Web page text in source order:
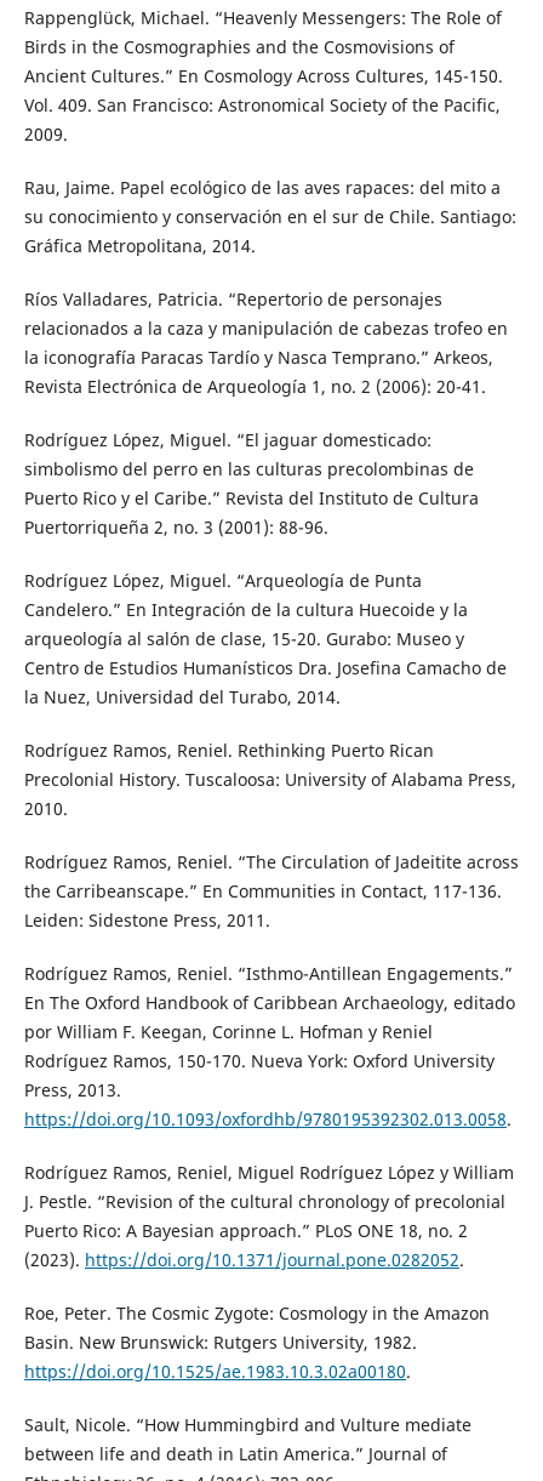
Rappenglück, Michael. “Heavenly Messengers: The Role of
Birds in the Cosmographies and the Cosmovisions of
Ancient Cultures.” En Cosmology Across Cultures, 145-150.
Vol. 409. San Francisco: Astronomical Society of the Pacific,
2009.
Rau, Jaime. Papel ecológico de las aves rapaces: del mito a
su conocimiento y conservación en el sur de Chile. Santiago:
Gráfica Metropolitana, 2014.
Ríos Valladares, Patricia. “Repertorio de personajes
relacionados a la caza y manipulación de cabezas trofeo en
la iconografía Paracas Tardío y Nasca Temprano.” Arkeos,
Revista Electrónica de Arqueología 1, no. 2 (2006): 20-41.
Rodríguez López, Miguel. “El jaguar domesticado:
simbolismo del perro en las culturas precolombinas de
Puerto Rico y el Caribe.” Revista del Instituto de Cultura
Puertorriqueña 2, no. 3 (2001): 88-96.
Rodríguez López, Miguel. “Arqueología de Punta
Candelero.” En Integración de la cultura Huecoide y la
arqueología al salón de clase, 15-20. Gurabo: Museo y
Centro de Estudios Humanísticos Dra. Josefina Camacho de
la Nuez, Universidad del Turabo, 2014.
Rodríguez Ramos, Reniel. Rethinking Puerto Rican
Precolonial History. Tuscaloosa: University of Alabama Press,
2010.
Rodríguez Ramos, Reniel. “The Circulation of Jadeitite across
the Carribeanscape.” En Communities in Contact, 117-136.
Leiden: Sidestone Press, 2011.
Rodríguez Ramos, Reniel. “Isthmo-Antillean Engagements.”
En The Oxford Handbook of Caribbean Archaeology, editado
por William F. Keegan, Corinne L. Hofman y Reniel
Rodríguez Ramos, 150-170. Nueva York: Oxford University
Press, 2013.
https://doi.org/10.1093/oxfordhb/9780195392302.013.0058.
Rodríguez Ramos, Reniel, Miguel Rodríguez López y William
J. Pestle. “Revision of the cultural chronology of precolonial
Puerto Rico: A Bayesian approach.” PLoS ONE 18, no. 2
(2023). https://doi.org/10.1371/journal.pone.0282052.
Roe, Peter. The Cosmic Zygote: Cosmology in the Amazon
Basin. New Brunswick: Rutgers University, 1982.
https://doi.org/10.1525/ae.1983.10.3.02a00180.
Sault, Nicole. “How Hummingbird and Vulture mediate
between life and death in Latin America.” Journal of